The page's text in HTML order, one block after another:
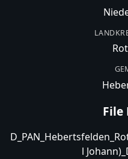
File
l